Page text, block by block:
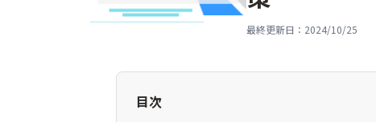
最終更新日： 2024/10/25
目次